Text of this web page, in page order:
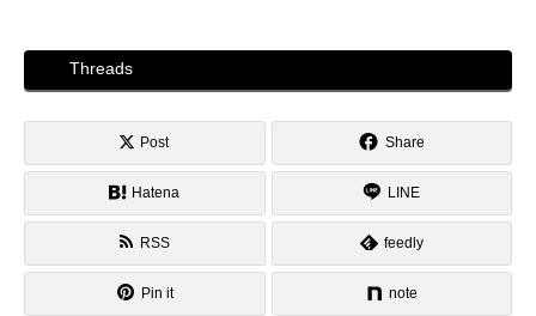
Threads
Post Share
Hatena LINE
RSS feedly
Pin it note